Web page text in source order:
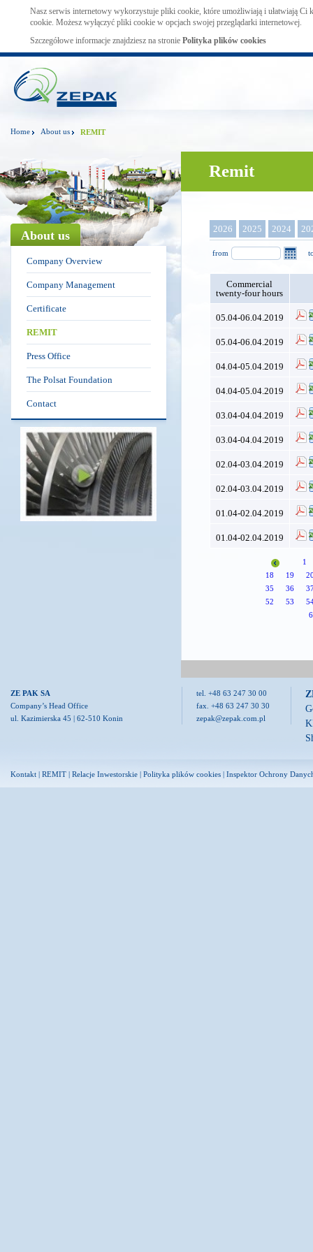
Nasz serwis internetowy wykorzystuje pliki cookie, które umożliwiają i ułatwiają Ci
cookie. Możesz wyłączyć pliki cookie w opcjach swojej przeglądarki internetowej.
Szczegółowe informacje znajdziesz na stronie Polityka plików cookies
Home About us REMIT
About us
Company Overview
Company Management
Certificate
REMIT
Press Office
The Polsat Foundation
Contact
Remit
2026 2025 2024
from
Commercial
twenty-four hours
05.04-06.04.2019
05.04-06.04.2019
04.04-05.04.2019
04.04-05.04.2019
03.04-04.04.2019
03.04-04.04.2019
02.04-03.04.2019
02.04-03.04.2019
01.04-02.04.2019
01.04-02.04.2019
1
18
19
35
36
52
53
ZE PAK SA
Company’s Head Office
ul. Kazimierska 45 | 62-510 Konin
tel. +48 63 247 30 00
fax. +48 63 247 30 30
zepak@zepak.com.pl
Kontakt | REMIT | Relacje Inwestorskie | Polityka plików cookies | Inspektor Ochrony